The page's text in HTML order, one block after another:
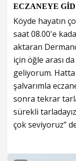
ECZANEYE
Köyde hayatın
saat 08.00'e
aktaran
için öğle arası
geliyorum.
şalvarımla
sonra tekrar
sürekli
çok seviyoruz”